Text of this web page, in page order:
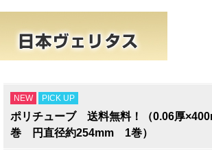
NEW PICK UP
ポリチューブ 送料無料！（0.06厚
巻 円直径約254mm 1巻）